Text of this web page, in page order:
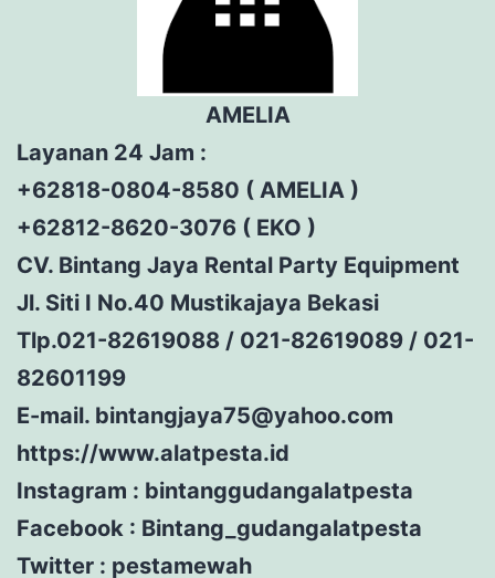
AMELIA
Layanan 24 Jam :
+62818-0804-8580 ( AMELIA )
+62812-8620-3076 ( EKO )
CV. Bintang Jaya Rental Party Equipment
Jl. Siti I No.40 Mustikajaya Bekasi
Tlp.021-82619088 / 021-82619089 / 021-
82601199
E-mail. bintangjaya75@yahoo.com
https://www.alatpesta.id
Instagram : bintanggudangalatpesta
Facebook : Bintang_gudangalatpesta
Twitter : pestamewah